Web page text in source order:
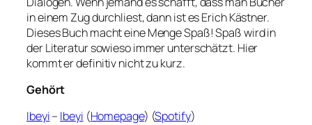
in einem Zug durchliest, dann ist es Erich Kästner.
Dieses Buch macht eine Menge Spaß! Spaß wird in
der Literatur sowieso immer unterschätzt. Hier
kommt er definitiv nicht zu kurz.
Gehört
Ibeyi– Ibeyi (Homepage) (Spotify)